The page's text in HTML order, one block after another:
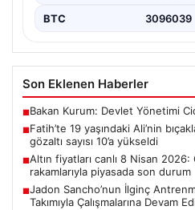
BTC 3096039
Son Eklenen Haberler
■Bakan Kurum: Devlet Yönetimi
■Fatih’te 19 yaşındaki Ali’nin
gözaltı sayısı 10’a yükseldi
■Altın fiyatları canlı 8 Nisan 2026:
rakamlarıyla piyasada son durum
■Jadon Sancho’nun İlginç
Takımıyla Çalışmalarına Devam